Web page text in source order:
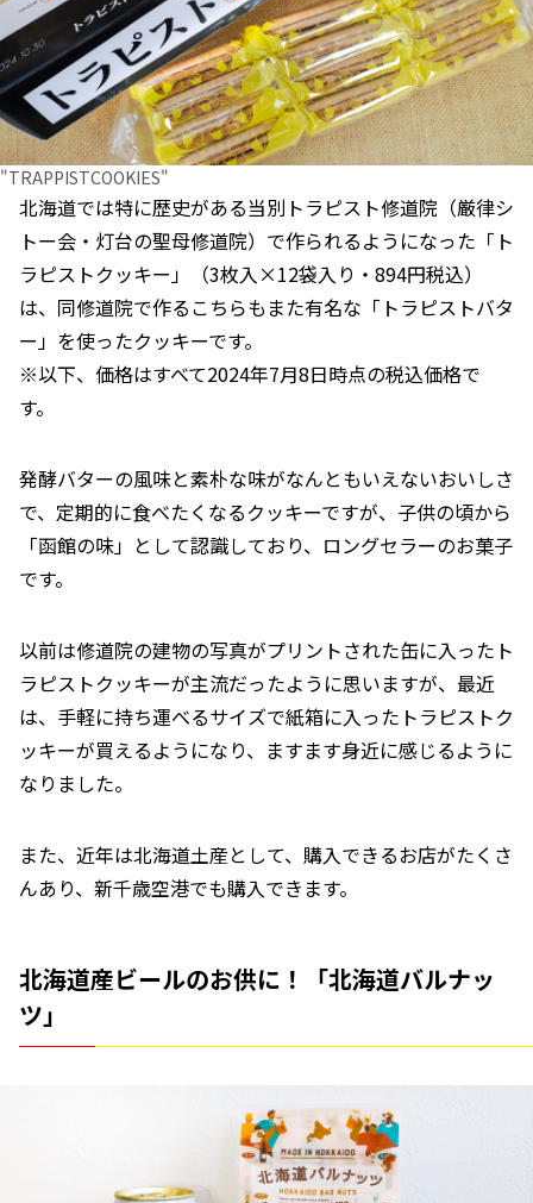
"TRAPPISTCOOKIES"
北海道では特に歴史がある当別トラピスト修道院（厳律シ
トー会・灯台の聖母修道院）で作られるようになった「ト
ラピストクッキー」（3枚入×12袋入り・894円税込）
は、同修道院で作るこちらもまた有名な「トラピストバタ
ー」を使ったクッキーです。
※以下、価格はすべて2024年7月8日時点の税込価格で
す。
発酵バターの風味と素朴な味がなんともいえないおいしさ
で、定期的に食べたくなるクッキーですが、子供の頃から
「函館の味」として認識しており、ロングセラーのお菓子
です。
以前は修道院の建物の写真がプリントされた缶に入ったト
ラピストクッキーが主流だったように思いますが、最近
は、手軽に持ち運べるサイズで紙箱に入ったトラピストク
ッキーが買えるようになり、ますます身近に感じるように
なりました。
また、近年は北海道土産として、購入できるお店がたくさ
んあり、新千歳空港でも購入できます。
北海道産ビールのお供に！「北海道バルナッ
ツ」